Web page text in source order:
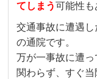
てしまう可能性も
交通事故に遭遇
の通院です。
万が一事故に遭
関わらず、すぐ当